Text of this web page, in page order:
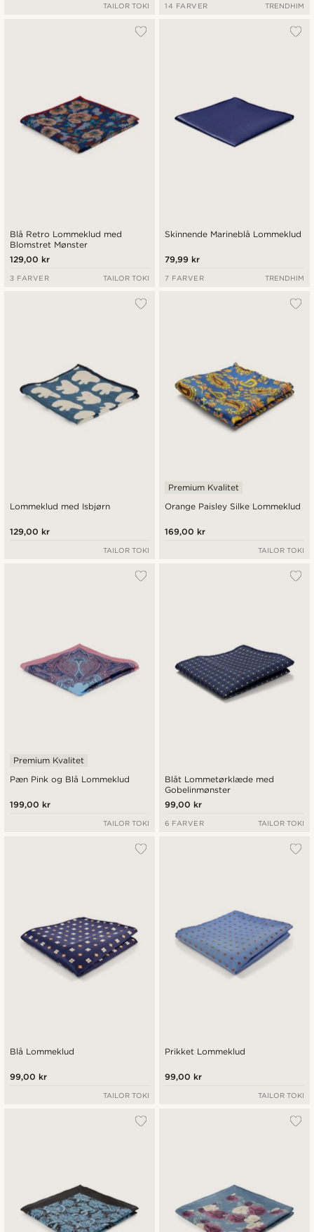
TAILOR TOKI 14 FARVER TRENDHIM
Blå Retro Lommeklud med
Blomstret Mønster
129,00 kr
3 FARVER TAILOR TOKI
Skinnende Marineblå Lommeklud
79,99 kr
7 FARVER TRENDHIM
Lommeklud med Isbjørn
129,00 kr
TAILOR TOKI
Orange Paisley Silke Lommeklud
Premium Kvalitet
169,00 kr
TAILOR TOKI
Pæn Pink og Blå Lommeklud
Premium Kvalitet
199,00 kr
TAILOR TOKI
Blåt Lommetørklæde med
Gobelinmønster
99,00 kr
6 FARVER TAILOR TOKI
Blå Lommeklud
99,00 kr
TAILOR TOKI
Prikket Lommeklud
99,00 kr
TAILOR TOKI